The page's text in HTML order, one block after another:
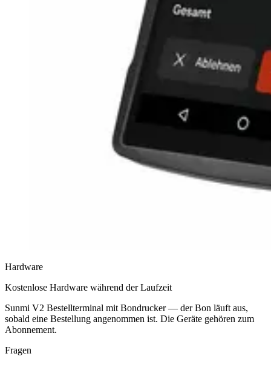
Hardware
Kostenlose Hardware während der Laufzeit
Sunmi V2 Bestellterminal mit Bondrucker — der Bon läuft aus,
sobald eine Bestellung angenommen ist. Die Geräte gehören zum
Abonnement.
Fragen